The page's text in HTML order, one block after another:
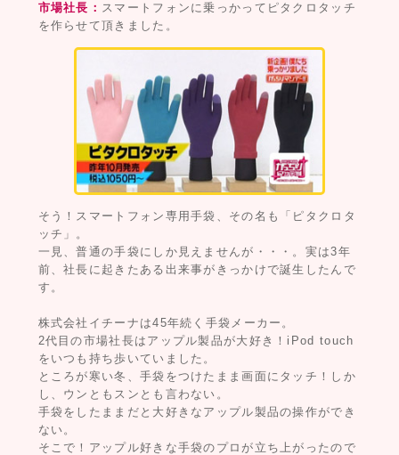
市場社長： スマートフォンに乗っかってピタクロタッチ
を作らせて頂きました。
そう！スマートフォン専用手袋、その名も「ピタクロタ
ッチ」。
一見、普通の手袋にしか見えませんが・・・。実は3年
前、社長に起きたある出来事がきっかけで誕生したんで
す。
株式会社イチーナは45年続く手袋メーカー。
2代目の市場社長はアップル製品が大好き！iPod touch
をいつも持ち歩いていました。
ところが寒い冬、手袋をつけたまま画面にタッチ！しか
し、ウンともスンとも言わない。
手袋をしたままだと大好きなアップル製品の操作ができ
ない。
そこで！アップル好きな手袋のプロが立ち上がったので